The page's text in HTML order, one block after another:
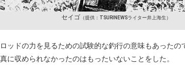
セイゴ （提供：TSURINEWSライター井上海生）
ッドの力を見るための試験的な釣行の意味もあったの
に収められなかったのはもったいないことをした。